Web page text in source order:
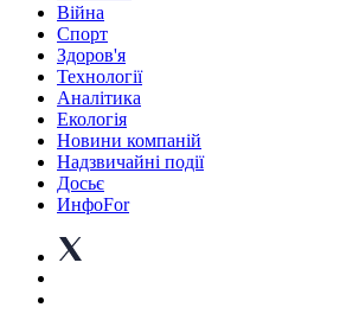
Війна
Спорт
Здоров'я
Технології
Аналітика
Екологія
Новини компаній
Надзвичайні події
Досьє
ИнфоFor